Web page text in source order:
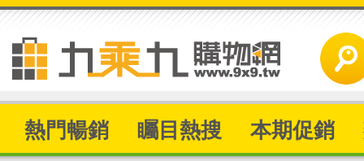
熱門暢銷 矚目熱搜 本期促銷